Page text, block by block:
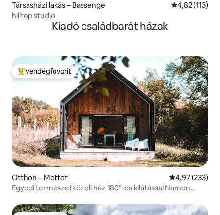
Társasházi lakás – Bassenge Átlagos
4,82 (113)
hilltop studio
Kiadó családbarát házak
Kiemelt vendégfavorit
Vendégfavorit
Otthon – Mettet Átlagos
4,97 (233)
Egyedi természetközeli ház 180°-os kilátással Namen